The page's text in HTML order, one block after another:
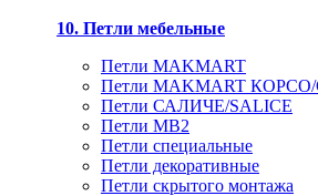
10. Петли мебельные
Петли MAKMART
Петли MAKMART КОРСО/
Петли САЛИЧЕ/SALICE
Петли MB2
Петли специальные
Петли декоративные
Петли скрытого монтажа